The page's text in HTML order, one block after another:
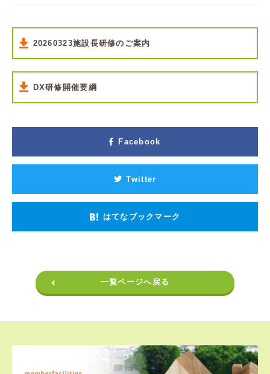
20260323施設長研修のご案内
DX研修開催要綱
Facebook
Twitter
はてなブックマーク
一覧ページへ戻る